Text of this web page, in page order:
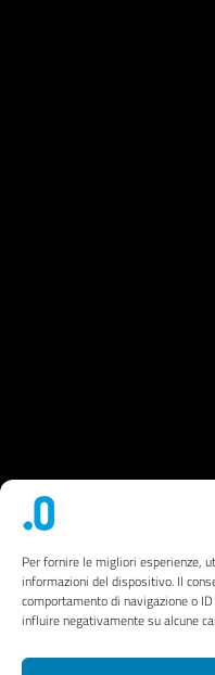
Per fornire le migliori esperienze,
informazioni del dispositivo. Il
comportamento di navigazione o
influire negativamente su alcune